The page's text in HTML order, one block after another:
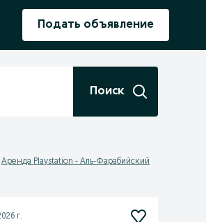
Подать объявление
Поиск
Аренда Playstation - Аль-Фарабийский
г.